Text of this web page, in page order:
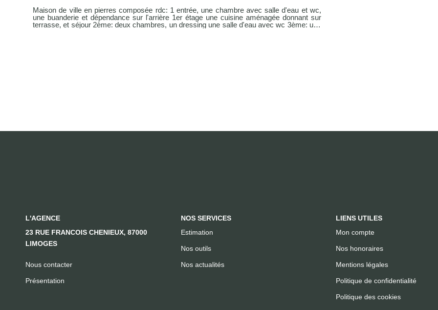
Maison de ville en pierres composée rdc: 1 entrée, une chambre avec salle d'eau et wc,
une buanderie et dépendance sur l'arrière 1er étage une cuisine aménagée donnant sur
terrasse, et séjour 2ème: deux chambres, un dressing une salle d'eau avec wc 3ème: une
L'AGENCE
23 RUE FRANCOIS CHENIEUX, 87000
LIMOGES
Nous contacter
Présentation
NOS SERVICES
Estimation
Nos outils
Nos actualités
LIENS UTILES
Mon compte
Nos honoraires
Mentions légales
Politique de confidentialité
Politique des cookies